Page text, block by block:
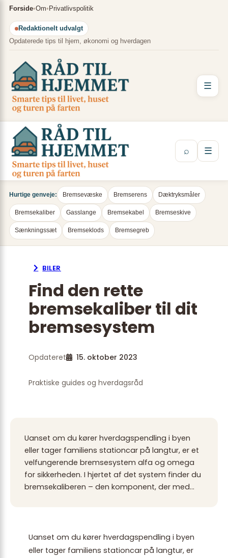
Spring
indhold
Forside•Om• Privatlivspolitik
Redaktionelt udvalgt
Opdaterede tips til hjem, økonomi og hverdagen
☰
⌕ ☰
Hurtige genveje: Bremsevæske Bremserens Dæktryksmåler
Bremsekaliber Gasslange Bremsekabel Bremseskive
Sænkningssæt Bremseklods Bremsegreb
BILER
Find den rette
bremsekaliber til dit
bremsesystem
Opdateret 15. oktober 2023
Praktiske guides og hverdagsråd
Uanset om du kører hverdagspendling i byen
eller tager familiens stationcar på langtur, er et
velfungerende bremsesystem alfa og omega
for sikkerheden. I hjertet af det system finder du
bremsekaliberen – den komponent, der med…
Uanset om du kører hverdagspendling i byen
eller tager familiens stationcar på langtur, er